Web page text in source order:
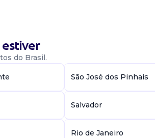
esterilização.
do
do Brasil.
São José dos Pinhais
Salvador
Rio de Janeiro